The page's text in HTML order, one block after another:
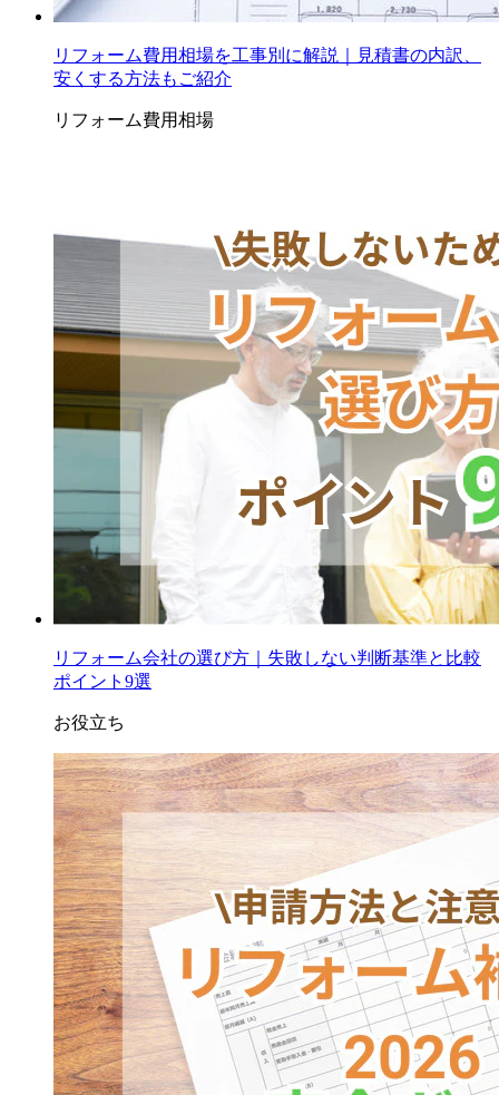
リフォーム費用相場を工事別に解説｜見積書の内訳、
安くする方法もご紹介
リフォーム費用相場
リフォーム会社の選び方｜失敗しない判断基準と比較
ポイント9選
お役立ち